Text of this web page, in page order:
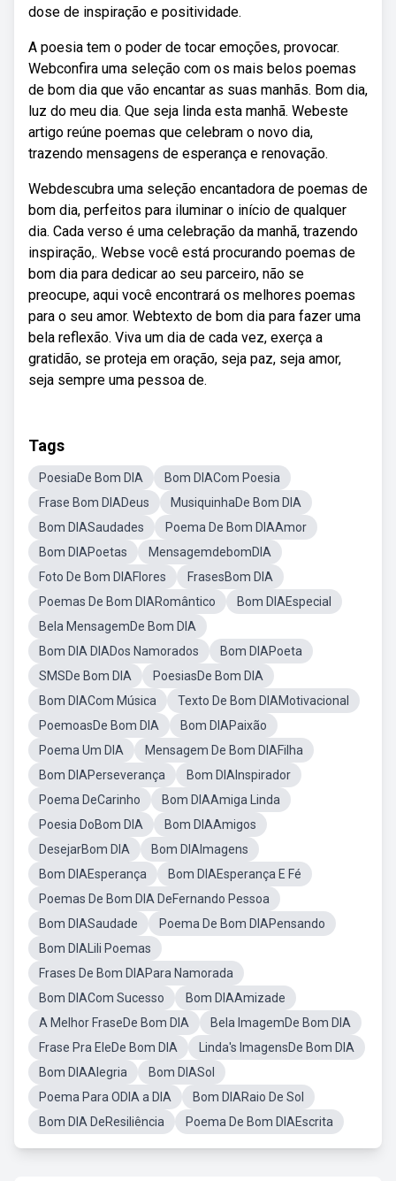
dose de inspiração e positividade.
A poesia tem o poder de tocar emoções, provocar.
Webconfira uma seleção com os mais belos poemas
de bom dia que vão encantar as suas manhãs. Bom dia,
luz do meu dia. Que seja linda esta manhã. Webeste
artigo reúne poemas que celebram o novo dia,
trazendo mensagens de esperança e renovação.
Webdescubra uma seleção encantadora de poemas de
bom dia, perfeitos para iluminar o início de qualquer
dia. Cada verso é uma celebração da manhã, trazendo
inspiração,. Webse você está procurando poemas de
bom dia para dedicar ao seu parceiro, não se
preocupe, aqui você encontrará os melhores poemas
para o seu amor. Webtexto de bom dia para fazer uma
bela reflexão. Viva um dia de cada vez, exerça a
gratidão, se proteja em oração, seja paz, seja amor,
seja sempre uma pessoa de.
Tags
PoesiaDe Bom DIA
Bom DIACom Poesia
Frase Bom DIADeus
MusiquinhaDe Bom DIA
Bom DIASaudades
Poema De Bom DIAAmor
Bom DIAPoetas
MensagemdebomDIA
Foto De Bom DIAFlores
FrasesBom DIA
Poemas De Bom DIARomântico
Bom DIAEspecial
Bela MensagemDe Bom DIA
Bom DIA DIADos Namorados
Bom DIAPoeta
SMSDe Bom DIA
PoesiasDe Bom DIA
Bom DIACom Música
Texto De Bom DIAMotivacional
PoemoasDe Bom DIA
Bom DIAPaixão
Poema Um DIA
Mensagem De Bom DIAFilha
Bom DIAPerseverança
Bom DIAInspirador
Poema DeCarinho
Bom DIAAmiga Linda
Poesia DoBom DIA
Bom DIAAmigos
DesejarBom DIA
Bom DIAImagens
Bom DIAEsperança
Bom DIAEsperança E Fé
Poemas De Bom DIA DeFernando Pessoa
Bom DIASaudade
Poema De Bom DIAPensando
Bom DIALili Poemas
Frases De Bom DIAPara Namorada
Bom DIACom Sucesso
Bom DIAAmizade
A Melhor FraseDe Bom DIA
Bela ImagemDe Bom DIA
Frase Pra EleDe Bom DIA
Linda's ImagensDe Bom DIA
Bom DIAAlegria
Bom DIASol
Poema Para ODIA a DIA
Bom DIARaio De Sol
Bom DIA DeResiliência
Poema De Bom DIAEscrita